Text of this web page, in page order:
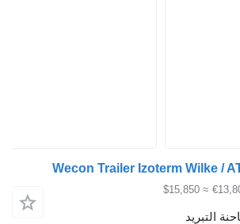
Wecon Trailer Izoterm Wilke /
≈ $15,850
التبريد